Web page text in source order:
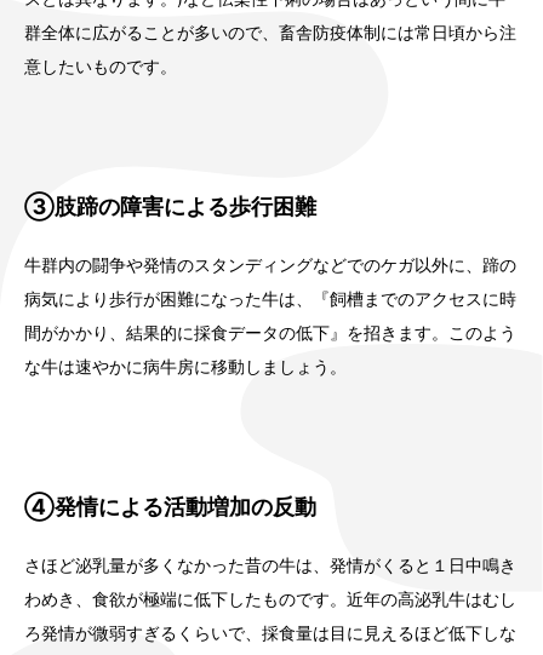
群全体に広がることが多いので、畜舎防疫体制には常日頃から注
意したいものです。
③肢蹄の障害による歩行困難
牛群内の闘争や発情のスタンディングなどでのケガ以外に、蹄の
病気により歩行が困難になった牛は、『飼槽までのアクセスに時
間がかかり、結果的に採食データの低下』を招きます。このよう
な牛は速やかに病牛房に移動しましょう。
④発情による活動増加の反動
さほど泌乳量が多くなかった昔の牛は、発情がくると１日中鳴き
わめき、食欲が極端に低下したものです。近年の高泌乳牛はむし
ろ発情が微弱すぎるくらいで、採食量は目に見えるほど低下しな